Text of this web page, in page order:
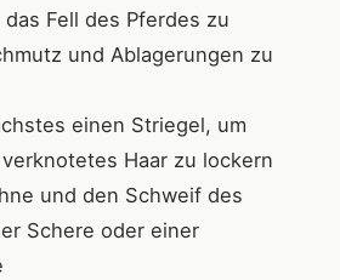
Fell des Pferdes zu
und Ablagerungen zu
einen Striegel, um
Haar zu lockern
und den Schweif des
Schere oder einer